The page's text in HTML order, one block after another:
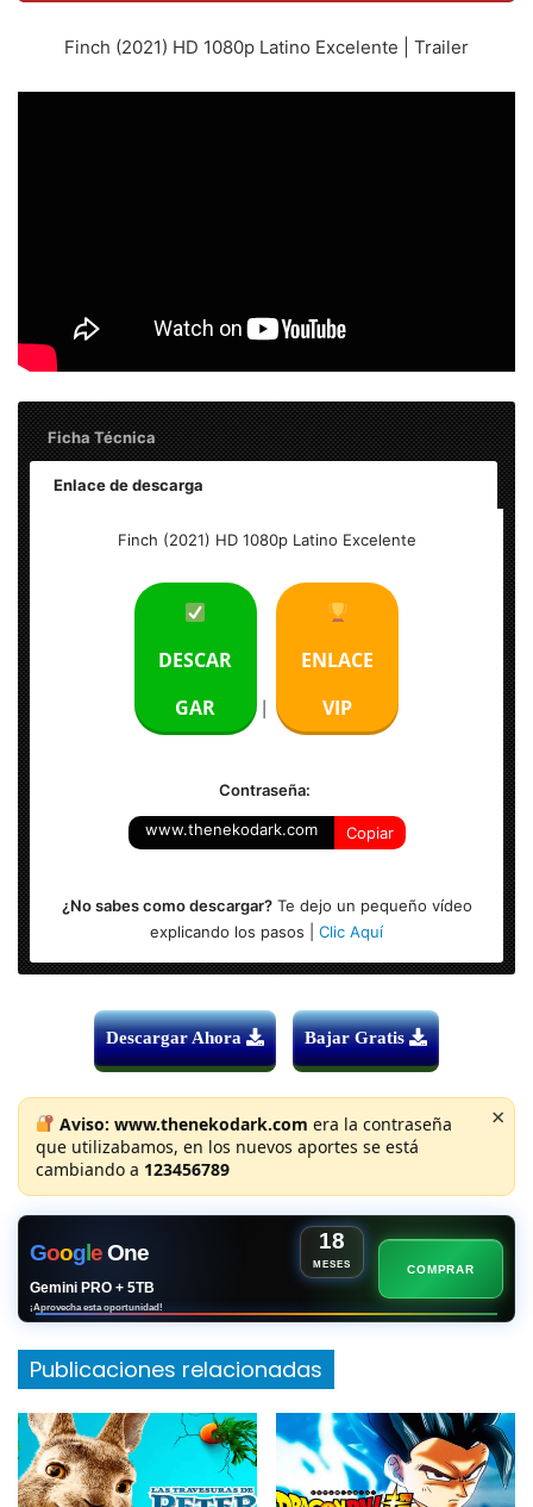
Finch (2021) HD 1080p Latino Excelente | Trailer
Ficha Técnica
Enlace de descarga
Finch (2021) HD 1080p Latino Excelente
DESCAR
GAR
ENLACE
VIP
Contraseña:
www.thenekodark.com Copiar
¿No sabes como descargar?Te dejo un pequeño vídeo
explicando los pasos | Clic Aquí
Descargar Ahora Bajar Gratis
Aviso: www.thenekodark.com era la contraseña
que utilizabamos, en los nuevos aportes se está
cambiando a 123456789
×
GoogleOne 18
MESES
Gemini PRO + 5TB
¡Aprovecha esta oportunidad!
COMPRAR
Publicaciones relacionadas